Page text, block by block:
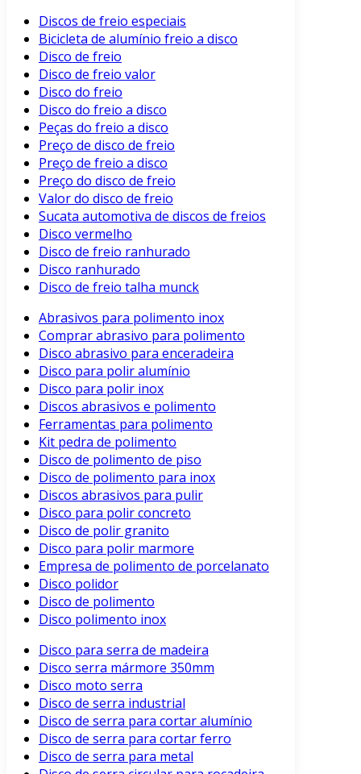
Discos de freio especiais
Bicicleta de alumínio freio a disco
Disco de freio
Disco de freio valor
Disco do freio
Disco do freio a disco
Peças do freio a disco
Preço de disco de freio
Preço de freio a disco
Preço do disco de freio
Valor do disco de freio
Sucata automotiva de discos de freios
Disco vermelho
Disco de freio ranhurado
Disco ranhurado
Disco de freio talha munck
Abrasivos para polimento inox
Comprar abrasivo para polimento
Disco abrasivo para enceradeira
Disco para polir alumínio
Disco para polir inox
Discos abrasivos e polimento
Ferramentas para polimento
Kit pedra de polimento
Disco de polimento de piso
Disco de polimento para inox
Discos abrasivos para pulir
Disco para polir concreto
Disco de polir granito
Disco para polir marmore
Empresa de polimento de porcelanato
Disco polidor
Disco de polimento
Disco polimento inox
Disco para serra de madeira
Disco serra mármore 350mm
Disco moto serra
Disco de serra industrial
Disco de serra para cortar alumínio
Disco de serra para cortar ferro
Disco de serra para metal